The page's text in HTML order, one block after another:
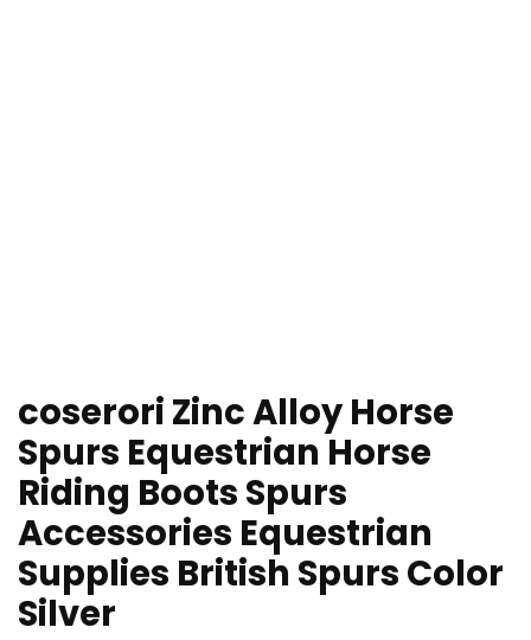
coserori Zinc Alloy Horse
Spurs Equestrian Horse
Riding Boots Spurs
Accessories Equestrian
Supplies British Spurs Color
Silver